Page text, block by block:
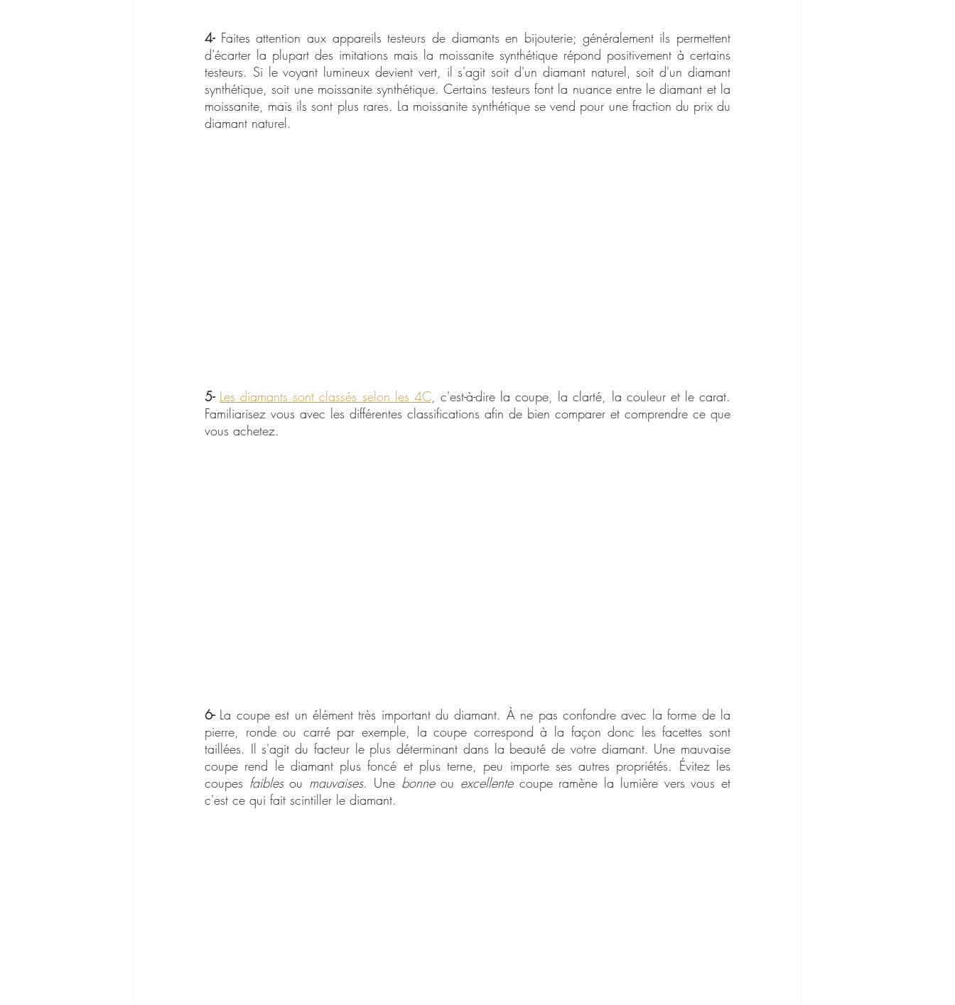
4- Faites attention aux appareils testeurs de diamants en bijouterie; généralement ils permettent
d’écarter la plupart des imitations mais la moissanite synthétique répond positivement à certains
testeurs. Si le voyant lumineux devient vert, il s'agit soit d'un diamant naturel, soit d'un diamant
synthétique, soit une moissanite synthétique. Certains testeurs font la nuance entre le diamant et la
moissanite, mais ils sont plus rares. La moissanite synthétique se vend pour une fraction du prix du
diamant naturel.
5- Les diamants sont classés selon les 4C, c'est-à-dire la coupe, la clarté, la couleur et le carat.
Familiarisez vous avec les différentes classifications afin de bien comparer et comprendre ce que
vous achetez.
6- La coupe est un élément très important du diamant. À ne pas confondre avec la forme de la
pierre, ronde ou carré par exemple, la coupe correspond à la façon donc les facettes sont
taillées. Il s'agit du facteur le plus déterminant dans la beauté de votre diamant. Une mauvaise
coupe rend le diamant plus foncé et plus terne, peu importe ses autres propriétés. Évitez les
coupes faibles ou mauvaises. Une bonne ou excellente coupe ramène la lumière vers vous et
c'est ce qui fait scintiller le diamant.